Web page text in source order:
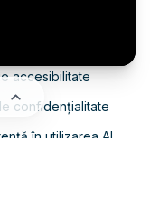
accesibilitate
confidențialitate
în utilizarea AI